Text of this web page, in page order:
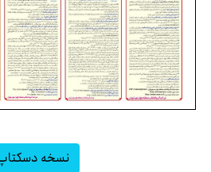
نسخه